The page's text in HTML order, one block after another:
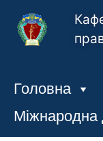
Головна
Міжнародна